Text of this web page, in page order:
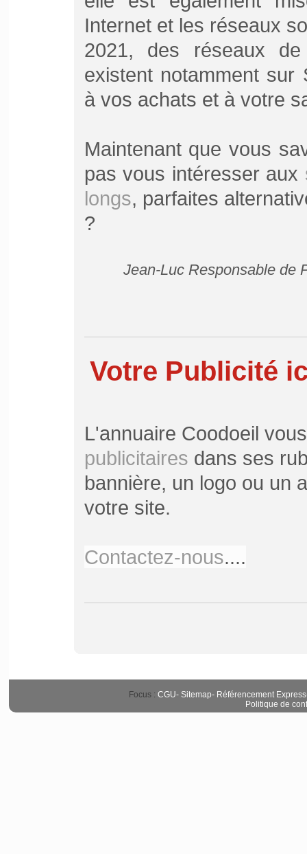
Internet et les réseaux
2021, des réseaux
existent notamment sur
à vos achats et à votre
Maintenant que vous
pas vous intéresser aux
longs, parfaites
?
Jean-Luc Responsable de
Votre Publicité
L'annuaire Coodoeil
publicitaires dans ses
bannière, un logo ou un
votre site.
Contactez-nous....
Focus : CGU- Sitemap- Référencement Express
Politique de